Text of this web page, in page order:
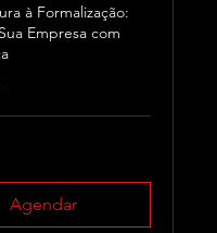
à Formalização:
Empresa com
Agendar